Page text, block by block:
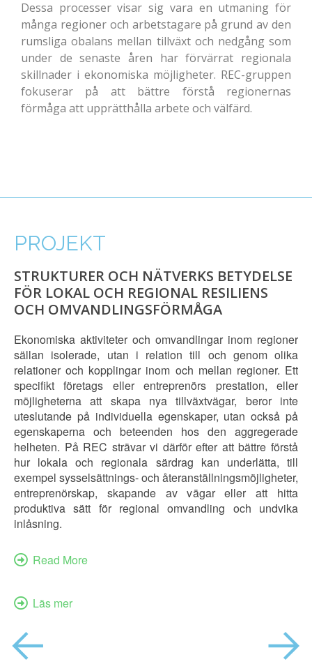
Dessa processer visar sig vara en utmaning för
många regioner och arbetstagare på grund av den
rumsliga obalans mellan tillväxt och nedgång som
under de senaste åren har förvärrat regionala
skillnader i ekonomiska möjligheter. REC-gruppen
fokuserar på att bättre förstå regionernas
förmåga att upprätthålla arbete och välfärd.
PROJEKT
STRUKTURER OCH NÄTVERKS BETYDELSE
FÖR LOKAL OCH REGIONAL RESILIENS
OCH OMVANDLINGSFÖRMÅGA
Ekonomiska aktiviteter och omvandlingar inom regioner
sällan isolerade, utan i relation till och genom olika
relationer och kopplingar inom och mellan regioner. Ett
specifikt företags eller entreprenörs prestation, eller
möjligheterna att skapa nya tillväxtvägar, beror inte
uteslutande på individuella egenskaper, utan också på
egenskaperna och beteenden hos den aggregerade
helheten. På REC strävar vi därför efter att bättre förstå
hur lokala och regionala särdrag kan underlätta, till
exempel sysselsättnings- och återanställningsmöjligheter,
entreprenörskap, skapande av vägar eller att hitta
produktiva sätt för regional omvandling och undvika
inlåsning.
Read More
Läs mer